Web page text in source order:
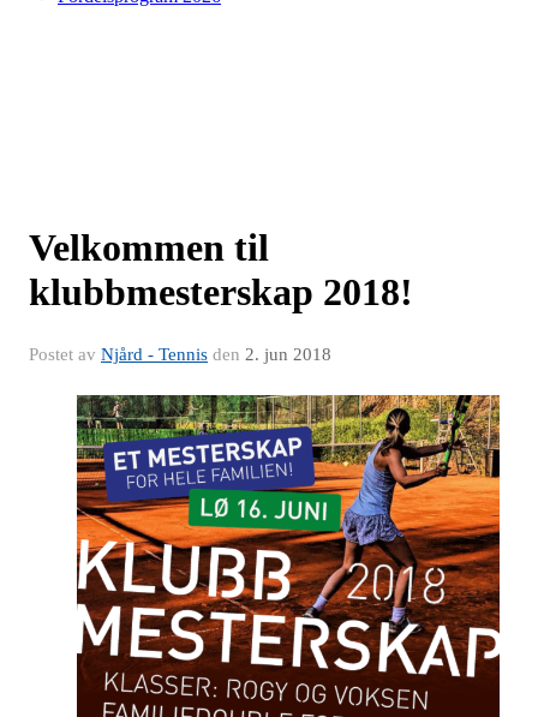
Velkommen til
klubbmesterskap 2018!
Postet av Njård - Tennis den 2. jun 2018